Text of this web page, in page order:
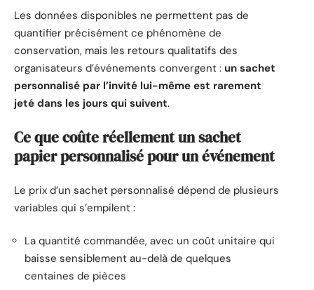
Les données disponibles ne permettent pas de
quantifier précisément ce phénomène de
conservation, mais les retours qualitatifs des
organisateurs d’événements convergent : un sachet
personnalisé par l’invité lui-même est rarement
jeté dans les jours qui suivent.
Ce que coûte réellement un sachet
papier personnalisé pour un événement
Le prix d’un sachet personnalisé dépend de plusieurs
variables qui s’empilent :
La quantité commandée, avec un coût unitaire qui
baisse sensiblement au-delà de quelques
centaines de pièces